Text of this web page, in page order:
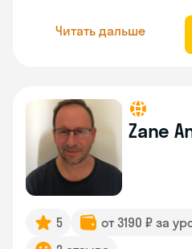
Читать дальше
Zane
5 от 3190 ₽ за